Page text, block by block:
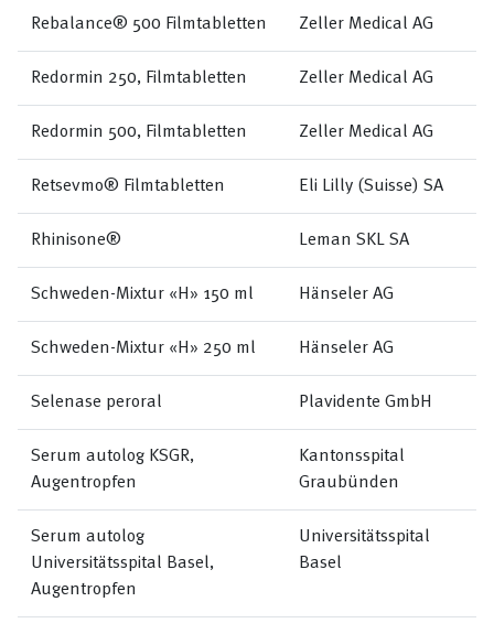
Rebalance® 500 Filmtabletten Zeller Medical AG
Redormin 250, Filmtabletten Zeller Medical AG
Redormin 500, Filmtabletten Zeller Medical AG
Retsevmo® Filmtabletten Eli Lilly (Suisse) SA
Rhinisone® Leman SKL SA
Schweden-Mixtur «H» 150 ml Hänseler AG
Schweden-Mixtur «H» 250 ml Hänseler AG
Selenase peroral Plavidente GmbH
Serum autolog KSGR,
Augentropfen
Kantonsspital
Graubünden
Serum autolog
Universitätsspital Basel,
Augentropfen
Universitätsspital
Basel